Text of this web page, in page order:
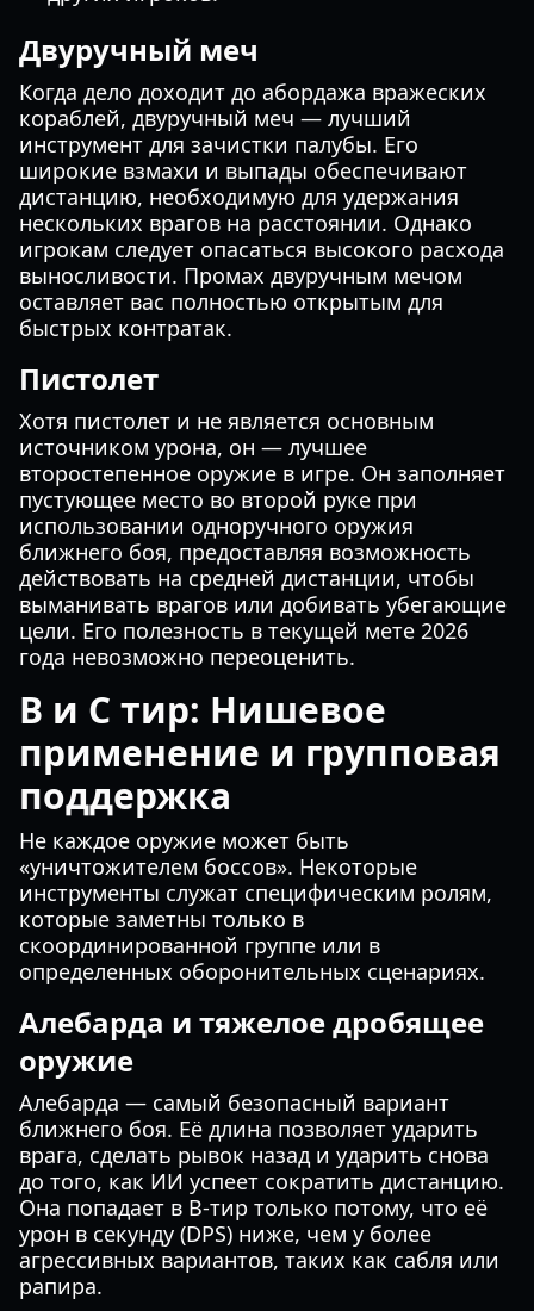
Двуручный меч
Когда дело доходит до абордажа вражеских
кораблей, двуручный меч — лучший
инструмент для зачистки палубы. Его
широкие взмахи и выпады обеспечивают
дистанцию, необходимую для удержания
нескольких врагов на расстоянии. Однако
игрокам следует опасаться высокого расхода
выносливости. Промах двуручным мечом
оставляет вас полностью открытым для
быстрых контратак.
Пистолет
Хотя пистолет и не является основным
источником урона, он — лучшее
второстепенное оружие в игре. Он заполняет
пустующее место во второй руке при
использовании одноручного оружия
ближнего боя, предоставляя возможность
действовать на средней дистанции, чтобы
выманивать врагов или добивать убегающие
цели. Его полезность в текущей мете 2026
года невозможно переоценить.
B и C тир: Нишевое
применение и групповая
поддержка
Не каждое оружие может быть
«уничтожителем боссов». Некоторые
инструменты служат специфическим ролям,
которые заметны только в
скоординированной группе или в
определенных оборонительных сценариях.
Алебарда и тяжелое дробящее
оружие
Алебарда — самый безопасный вариант
ближнего боя. Её длина позволяет ударить
врага, сделать рывок назад и ударить снова
до того, как ИИ успеет сократить дистанцию.
Она попадает в B-тир только потому, что её
урон в секунду (DPS) ниже, чем у более
агрессивных вариантов, таких как сабля или
рапира.